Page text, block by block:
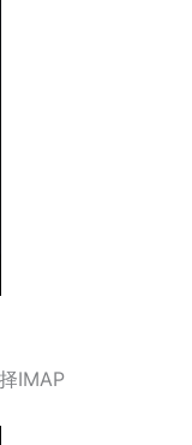
IMAP